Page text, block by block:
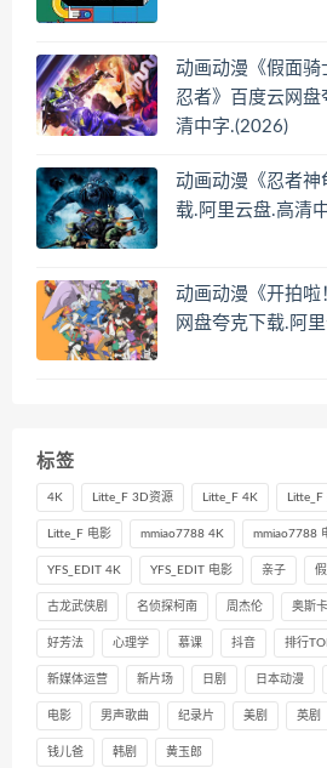
动画动漫《假面骑
忍者》百度云网盘
清中字.(2026)
动画动漫《忍者神
载.阿里云盘.高清
动画动漫《开拍啦
网盘夸克下载.阿
标签
4K Litte_F 3D资源 Litte_F 4K
Litte_F 电影 mmiao7788 4K mmiao7788
YFS_EDIT 4K YFS_EDIT 电影 亲子
古龙武侠剧 名侦探柯南 周杰伦 奥斯卡
好芳法 心理学 慕课 抖音 排行
新媒体运营 新片场 日剧 日本动漫
电影 男声歌曲 纪录片 美剧 英剧
钱儿爸 韩剧 黄玉郎